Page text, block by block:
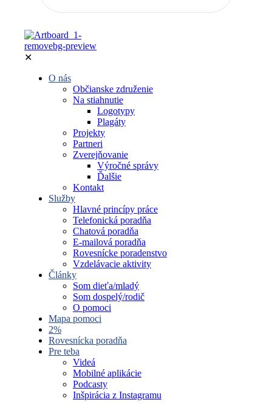
✕
O nás
Občianske združenie
Na stiahnutie
Logotypy
Plagáty
Projekty
Partneri
Zverejňovanie
Výročné správy
Ďalšie
Kontakt
Služby
Hlavné princípy práce
Telefonická poradňa
Chatová poradňa
E-mailová poradňa
Rovesnícke poradenstvo
Vzdelávacie aktivity
Články
Som dieťa/mladý
Som dospelý/rodič
O pomoci
Mapa pomoci
2%
Rovesnícka poradňa
Pre teba
Videá
Mobilné aplikácie
Podcasty
Inšpirácia z Instagramu